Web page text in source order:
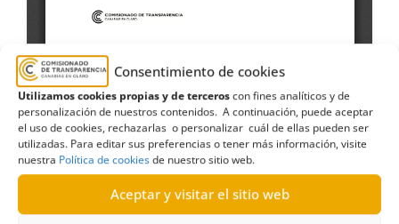
Consentimiento de cookies
Utilizamos cookies propias y de terceroscon fines analíticos y de
personalización de nuestros contenidos. A continuación, puede aceptar
el uso de cookies, rechazarlas o personalizar cuál de ellas pueden ser
utilizadas. Para editar sus preferencias o tener más información, visite
nuestra Política de cookiesde nuestro sitio web.
Aceptar y visitar el sitio web